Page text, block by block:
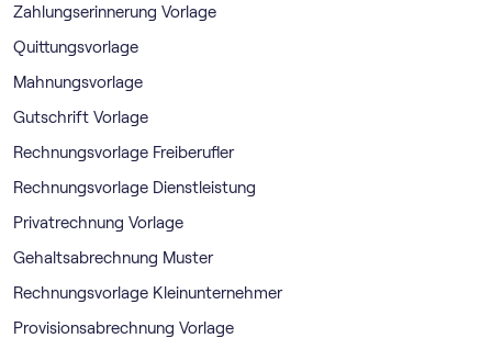
Zahlungserinnerung Vorlage
Quittungsvorlage
Mahnungsvorlage
Gutschrift Vorlage
Rechnungsvorlage Freiberufler
Rechnungsvorlage Dienstleistung
Privatrechnung Vorlage
Gehaltsabrechnung Muster
Rechnungsvorlage Kleinunternehmer
Provisionsabrechnung Vorlage